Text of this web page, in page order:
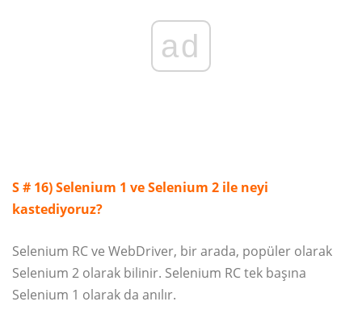
ad
S # 16) Selenium 1 ve Selenium 2 ile neyi
kastediyoruz?
Selenium RC ve WebDriver, bir arada, popüler olarak
Selenium 2 olarak bilinir. Selenium RC tek başına
Selenium 1 olarak da anılır.